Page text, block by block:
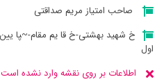
صاحب امتیاز مریم صداقتی
اول
اطلاعات بر روی نقشه وارد نشده است